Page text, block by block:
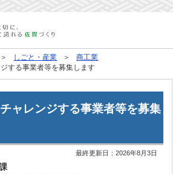
しごと・産業
商工業
する事業者等を募集します
ャレンジする事業者等を募集
最終更新日：2026年8月3日